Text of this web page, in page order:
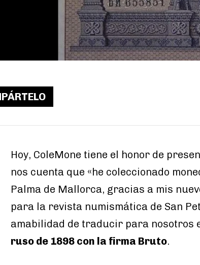
Hoy, ColeMone tiene el honor de
nos cuenta que «he coleccionado
Palma de Mallorca, gracias a mis
para la revista numismática de San
amabilidad de traducir para nosotros
ruso de 1898 con la firma Bruto.